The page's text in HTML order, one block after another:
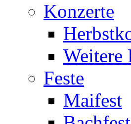
Konzerte
Weitere
Feste
Maifest